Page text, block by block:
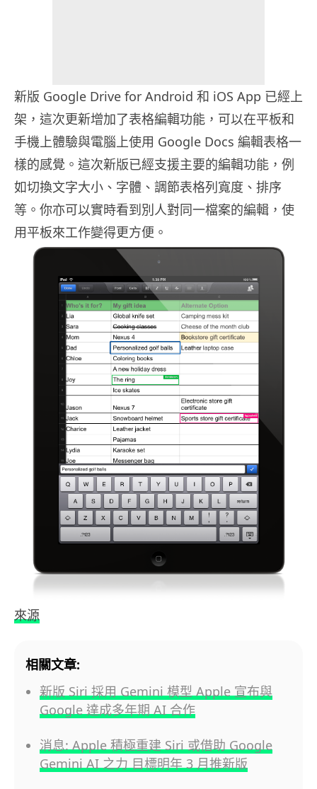
新版 Google Drive for Android 和 iOS App 已經上
架，這次更新增加了表格編輯功能，可以在平板和
手機上體驗與電腦上使用 Google Docs 編輯表格一
樣的感覺。這次新版已經支援主要的編輯功能，例
如切換文字大小、字體、調節表格列寬度、排序
等。你亦可以實時看到別人對同一檔案的編輯，使
用平板來工作變得更方便。
來源
相關文章:
新版 Siri 採用 Gemini 模型 Apple 宣布與
Google 達成多年期 AI 合作
消息: Apple 積極重建 Siri 或借助 Google
Gemini AI 之力 目標明年 3 月推新版